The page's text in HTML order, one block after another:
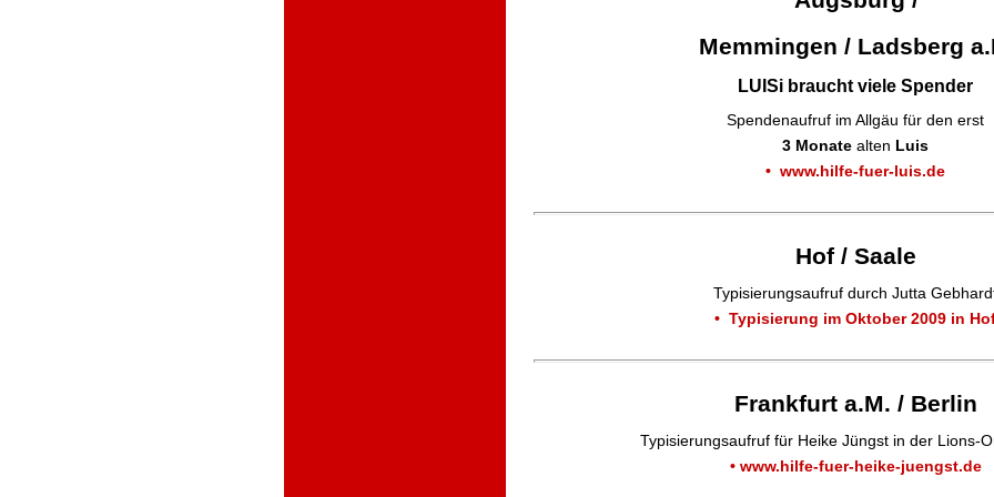
Memmingen / Ladsberg
LUISi braucht viele Spender
Spendenaufruf im Allgäu für den erst
3 Monate alten Luis
• www.hilfe-fuer-luis.de
Hof / Saale
Typisierungsaufruf durch Jutta
• Typisierung im Oktober 2009 in
Frankfurt a.M. / Berlin
Typisierungsaufruf für Heike Jüngst in der Lions-
• www.hilfe-fuer-heike-juengst.de